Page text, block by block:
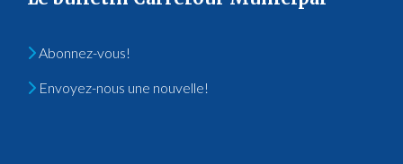
Abonnez-vous!
Envoyez-nous une nouvelle!